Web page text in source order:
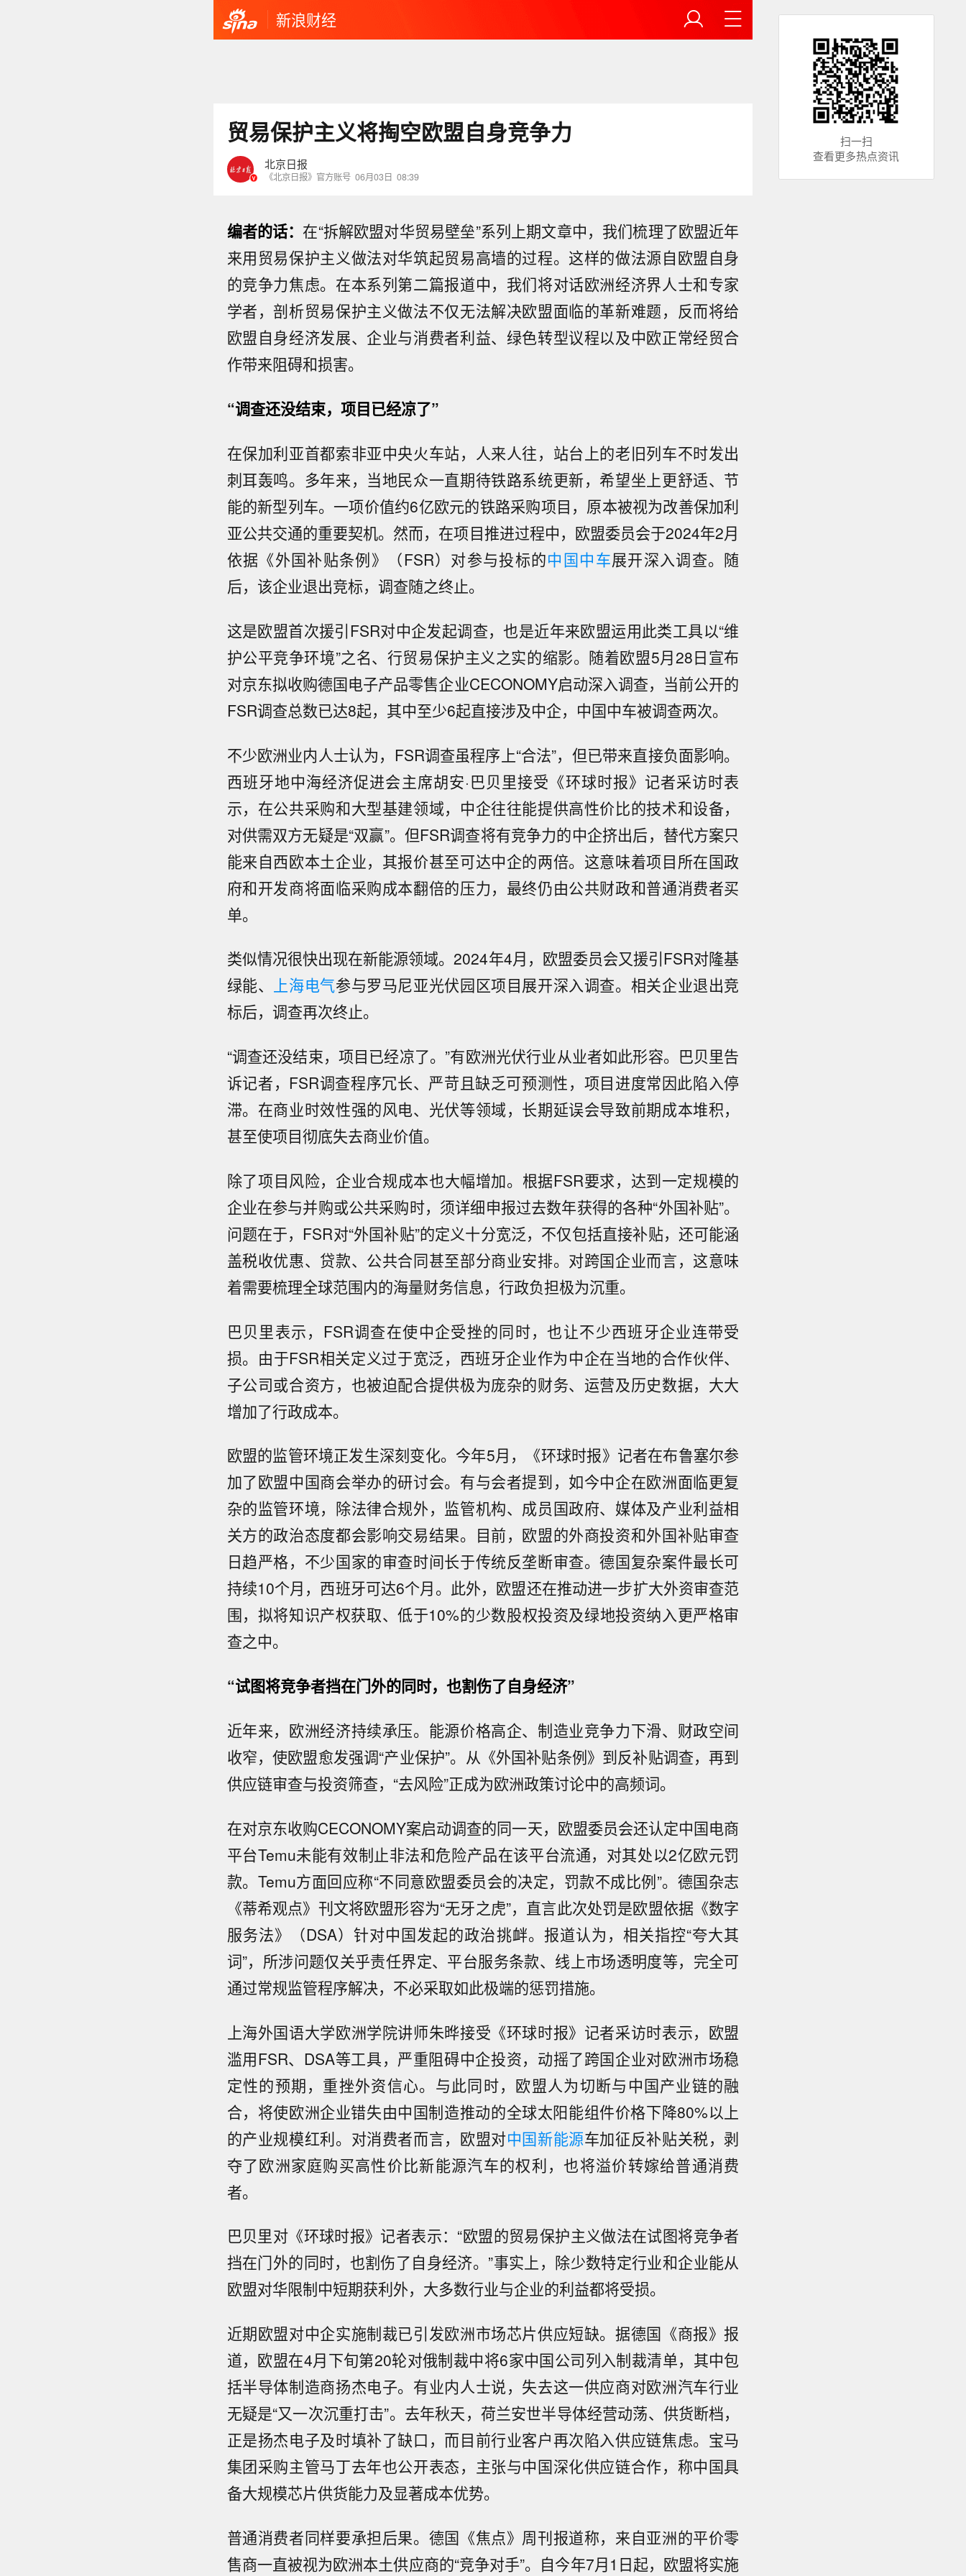
新浪财经
贸易保护主义将掏空欧盟自身竞争力
北京日报
《北京日报》官方账号 06月03日 08:39
编者的话： 在“拆解欧盟对华贸易壁垒”系列上期文章中，我们梳理了欧盟近年
来用贸易保护主义做法对华筑起贸易高墙的过程。这样的做法源自欧盟自身
的竞争力焦虑。在本系列第二篇报道中，我们将对话欧洲经济界人士和专家
学者，剖析贸易保护主义做法不仅无法解决欧盟面临的革新难题，反而将给
欧盟自身经济发展、企业与消费者利益、绿色转型议程以及中欧正常经贸合
作带来阻碍和损害。
“调查还没结束，项目已经凉了”
在保加利亚首都索非亚中央火车站，人来人往，站台上的老旧列车不时发出
刺耳轰鸣。多年来，当地民众一直期待铁路系统更新，希望坐上更舒适、节
能的新型列车。一项价值约6亿欧元的铁路采购项目，原本被视为改善保加利
亚公共交通的重要契机。然而，在项目推进过程中，欧盟委员会于2024年2月
依据《外国补贴条例》（FSR）对参与投标的中国中车展开深入调查。随
后，该企业退出竞标，调查随之终止。
这是欧盟首次援引FSR对中企发起调查，也是近年来欧盟运用此类工具以“维
护公平竞争环境”之名、行贸易保护主义之实的缩影。随着欧盟5月28日宣布
对京东拟收购德国电子产品零售企业CECONOMY启动深入调查，当前公开的
FSR调查总数已达8起，其中至少6起直接涉及中企，中国中车被调查两次。
不少欧洲业内人士认为，FSR调查虽程序上“合法”，但已带来直接负面影响。
西班牙地中海经济促进会主席胡安·巴贝里接受《环球时报》记者采访时表
示，在公共采购和大型基建领域，中企往往能提供高性价比的技术和设备，
对供需双方无疑是“双赢”。但FSR调查将有竞争力的中企挤出后，替代方案只
能来自西欧本土企业，其报价甚至可达中企的两倍。这意味着项目所在国政
府和开发商将面临采购成本翻倍的压力，最终仍由公共财政和普通消费者买
单。
类似情况很快出现在新能源领域。2024年4月，欧盟委员会又援引FSR对隆基
绿能、
上海电气参与罗马尼亚光伏园区项目展开深入调查。相关企业退出竞
标后，调查再次终止。
“调查还没结束，项目已经凉了。”有欧洲光伏行业从业者如此形容。巴贝里告
诉记者，FSR调查程序冗长、严苛且缺乏可预测性，项目进度常因此陷入停
滞。在商业时效性强的风电、光伏等领域，长期延误会导致前期成本堆积，
甚至使项目彻底失去商业价值。
除了项目风险，企业合规成本也大幅增加。根据FSR要求，达到一定规模的
企业在参与并购或公共采购时，须详细申报过去数年获得的各种“外国补贴”。
问题在于，FSR对“外国补贴”的定义十分宽泛，不仅包括直接补贴，还可能涵
盖税收优惠、贷款、公共合同甚至部分商业安排。对跨国企业而言，这意味
着需要梳理全球范围内的海量财务信息，行政负担极为沉重。
巴贝里表示，FSR调查在使中企受挫的同时，也让不少西班牙企业连带受
损。由于FSR相关定义过于宽泛，西班牙企业作为中企在当地的合作伙伴、
子公司或合资方，也被迫配合提供极为庞杂的财务、运营及历史数据，大大
增加了行政成本。
欧盟的监管环境正发生深刻变化。今年5月，《环球时报》记者在布鲁塞尔参
加了欧盟中国商会举办的研讨会。有与会者提到，如今中企在欧洲面临更复
杂的监管环境，除法律合规外，监管机构、成员国政府、媒体及产业利益相
关方的政治态度都会影响交易结果。目前，欧盟的外商投资和外国补贴审查
日趋严格，不少国家的审查时间长于传统反垄断审查。德国复杂案件最长可
持续10个月，西班牙可达6个月。此外，欧盟还在推动进一步扩大外资审查范
围，拟将知识产权获取、低于10%的少数股权投资及绿地投资纳入更严格审
查之中。
“试图将竞争者挡在门外的同时，也割伤了自身经济”
近年来，欧洲经济持续承压。能源价格高企、制造业竞争力下滑、财政空间
收窄，使欧盟愈发强调“产业保护”。从《外国补贴条例》到反补贴调查，再到
供应链审查与投资筛查，“去风险”正成为欧洲政策讨论中的高频词。
在对京东收购CECONOMY案启动调查的同一天，欧盟委员会还认定中国电商
平台Temu未能有效制止非法和危险产品在该平台流通，对其处以2亿欧元罚
款。Temu方面回应称“不同意欧盟委员会的决定，罚款不成比例”。德国杂志
《蒂希观点》刊文将欧盟形容为“无牙之虎”，直言此次处罚是欧盟依据《数字
服务法》（DSA）针对中国发起的政治挑衅。报道认为，相关指控“夸大其
词”，所涉问题仅关乎责任界定、平台服务条款、线上市场透明度等，完全可
通过常规监管程序解决，不必采取如此极端的惩罚措施。
上海外国语大学欧洲学院讲师朱晔接受《环球时报》记者采访时表示，欧盟
滥用FSR、DSA等工具，严重阻碍中企投资，动摇了跨国企业对欧洲市场稳
定性的预期，重挫外资信心。与此同时，欧盟人为切断与中国产业链的融
合，将使欧洲企业错失由中国制造推动的全球太阳能组件价格下降80%以上
的产业规模红利。对消费者而言，欧盟对中国新能源车加征反补贴关税，剥
夺了欧洲家庭购买高性价比新能源汽车的权利，也将溢价转嫁给普通消费
者。
巴贝里对《环球时报》记者表示：“欧盟的贸易保护主义做法在试图将竞争者
挡在门外的同时，也割伤了自身经济。”事实上，除少数特定行业和企业能从
欧盟对华限制中短期获利外，大多数行业与企业的利益都将受损。
近期欧盟对中企实施制裁已引发欧洲市场芯片供应短缺。据德国《商报》报
道，欧盟在4月下旬第20轮对俄制裁中将6家中国公司列入制裁清单，其中包
括半导体制造商扬杰电子。有业内人士说，失去这一供应商对欧洲汽车行业
无疑是“又一次沉重打击”。去年秋天，荷兰安世半导体经营动荡、供货断档，
正是扬杰电子及时填补了缺口，而目前行业客户再次陷入供应链焦虑。宝马
集团采购主管马丁去年也公开表态，主张与中国深化供应链合作，称中国具
备大规模芯片供货能力及显著成本优势。
普通消费者同样要承担后果。德国《焦点》周刊报道称，来自亚洲的平价零
售商一直被视为欧洲本土供应商的“竞争对手”。自今年7月1日起，欧盟将实施
扫一扫
查看更多热点资讯